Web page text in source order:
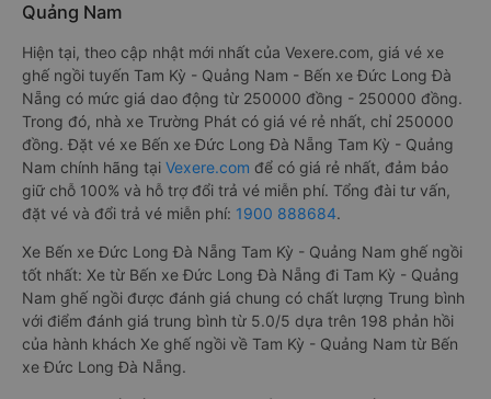
Quảng Nam
Hiện tại, theo cập nhật mới nhất của Vexere.com, giá vé xe
ghế ngồi tuyến Tam Kỳ - Quảng Nam - Bến xe Đức Long Đà
Nẵng có mức giá dao động từ 250000 đồng - 250000 đồng.
Trong đó, nhà xe Trường Phát có giá vé rẻ nhất, chỉ 250000
đồng. Đặt vé xe Bến xe Đức Long Đà Nẵng Tam Kỳ - Quảng
Nam chính hãng tại Vexere.com để có giá rẻ nhất, đảm bảo
giữ chỗ 100% và hỗ trợ đổi trả vé miễn phí. Tổng đài tư vấn,
đặt vé và đổi trả vé miễn phí: 1900 888684.
Xe Bến xe Đức Long Đà Nẵng Tam Kỳ - Quảng Nam ghế ngồi
tốt nhất: Xe từ Bến xe Đức Long Đà Nẵng đi Tam Kỳ - Quảng
Nam ghế ngồi được đánh giá chung có chất lượng Trung bình
với điểm đánh giá trung bình từ 5.0/5 dựa trên 198 phản hồi
của hành khách Xe ghế ngồi về Tam Kỳ - Quảng Nam từ Bến
xe Đức Long Đà Nẵng.